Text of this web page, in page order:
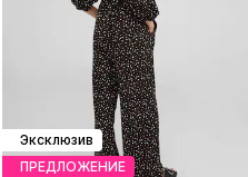
Эксклюзив
ПРЕДЛОЖЕНИЕ